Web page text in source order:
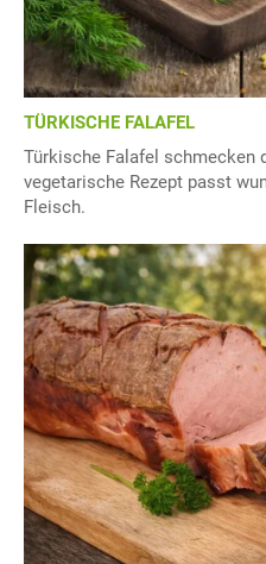
TÜRKISCHE FALAFEL
Türkische Falafel schmecken
vegetarische Rezept passt
Fleisch.